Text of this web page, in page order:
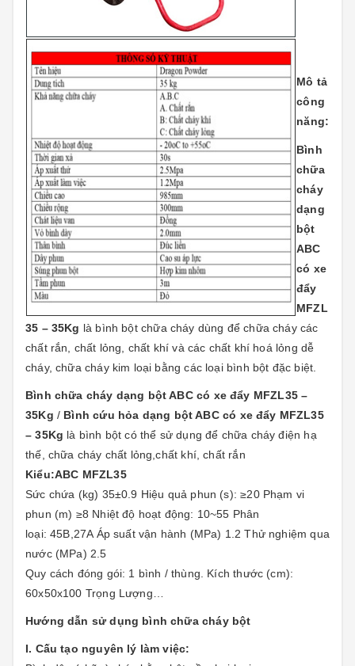
Mô tả
công
năng:
Bình
chữa
cháy
dạng
bột
ABC
có xe
đẩy
MFZL
35 – 35Kg là bình bột chữa cháy dùng để chữa cháy các
chất rắn, chất lỏng, chất khí và các chất khí hoá lỏng dễ
cháy, chữa cháy kim loại bằng các loại bình bột đặc biệt.
Bình chữa cháy dạng bột ABC có xe đẩy MFZL35 –
35Kg / Bình cứu hỏa dạng bột ABC có xe đẩy MFZL35
– 35Kg là bình bột có thể sử dụng để chữa cháy điện hạ
thế, chữa cháy chất lỏng,chất khí, chất rắn
Kiểu:ABC MFZL35
Sức chứa (kg) 35±0.9 Hiệu quả phun (s): ≥20 Phạm vi
phun (m) ≥8 Nhiệt độ hoạt động: 10~55 Phân
loại: 45B,27A Áp suất vận hành (MPa) 1.2 Thử nghiệm qua
nước (MPa) 2.5
Quy cách đóng gói: 1 bình / thùng. Kích thước (cm):
60x50x100 Trọng Lượng…
Hướng dẫn sử dụng bình chữa cháy bột
I. Cấu tạo nguyên lý làm việc: